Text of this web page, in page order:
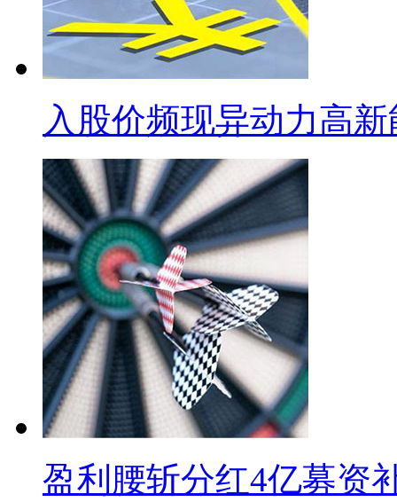
入股价频现异动力高
盈利腰斩分红4亿募资